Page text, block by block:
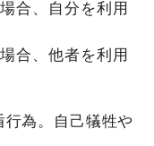
合、自分を利用
合、他者を利用
為。自己犠牲や